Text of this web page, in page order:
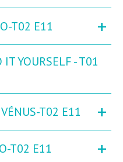
T02 E11 +
IT YOURSELF - T01
T02 E11 +
T02 E11 +